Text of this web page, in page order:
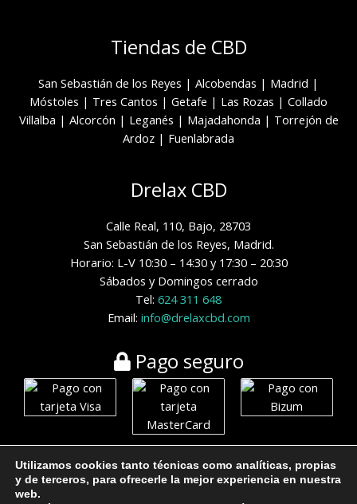
Tiendas de CBD
San Sebastián de los Reyes | Alcobendas | Madrid |
Móstoles | Tres Cantos | Getafe | Las Rozas | Collado
Villalba | Alcorcón | Leganés | Majadahonda | Torrejón de
Ardoz | Fuenlabrada
Drelax CBD
Calle Real, 110, Bajo, 28703
San Sebastián de los Reyes, Madrid.
Horario: L-V 10:30 – 14:30 y 17:30 – 20:30
Sábados y Domingos cerrado
Tel: 624 311 648
Email: info@drelaxcbd.com
Pago seguro
Utilizamos cookies tanto técnicas como analíticas, propias
y de terceros, para ofrecerle la mejor experiencia en nuestra
web.